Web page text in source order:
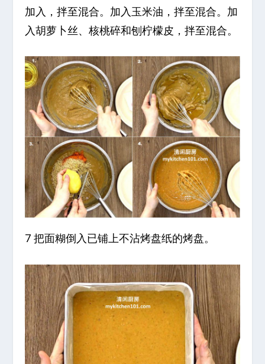
加入，拌至混合。加入玉米油，拌至混合。加
入胡萝卜丝、核桃碎和刨柠檬皮，拌至混合。
7 把面糊倒入已铺上不沾烤盘纸的烤盘。